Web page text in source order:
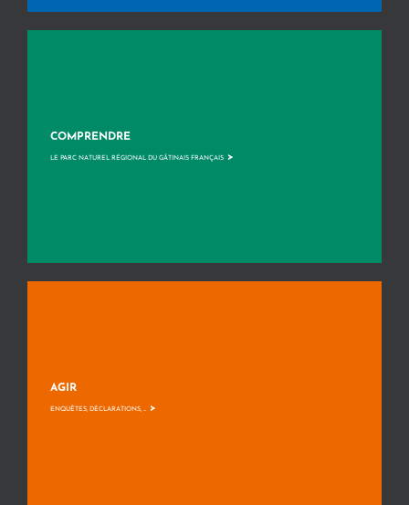
COMPRENDRE
LE PARC NATUREL RÉGIONAL DU GÂTINAIS FRANÇAIS >
AGIR
ENQUÊTES, DÉCLARATIONS, ... >